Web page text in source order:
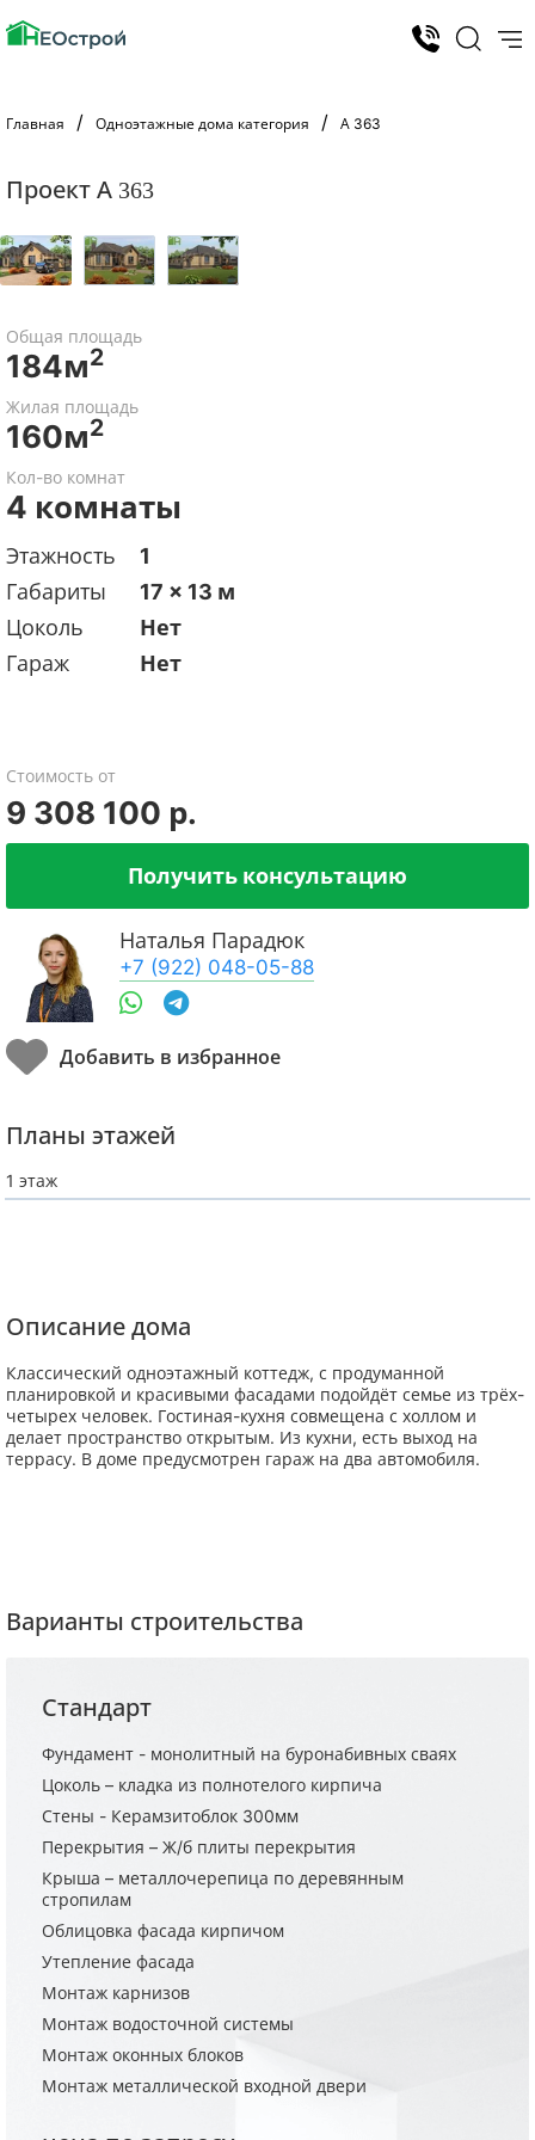
Главная Одноэтажные дома категория А 363
Проект А 363
Общая площадь
184м2
Жилая площадь
160м2
Кол-во комнат
4 комнаты
Этажность
1
Габариты
17 x 13 м
Цоколь
Нет
Гараж
Нет
Стоимость от
9 308 100 р.
Получить консультацию
Наталья Парадюк
+7 (922) 048-05-88
Планы этажей
1 этаж
Описание дома
Классический одноэтажный коттедж, с продуманной
планировкой и красивыми фасадами подойдёт семье из трёх-
четырех человек. Гостиная-кухня совмещена с холлом и
делает пространство открытым. Из кухни, есть выход на
террасу. В доме предусмотрен гараж на два автомобиля.
Варианты строительства
Стандарт
Фундамент - монолитный на буронабивных сваях
Цоколь – кладка из полнотелого кирпича
Стены - Керамзитоблок 300мм
Перекрытия – Ж/б плиты перекрытия
Крыша – металлочерепица по деревянным
стропилам
Облицовка фасада кирпичом
Утепление фасада
Монтаж карнизов
Монтаж водосточной системы
Монтаж оконных блоков
Монтаж металлической входной двери